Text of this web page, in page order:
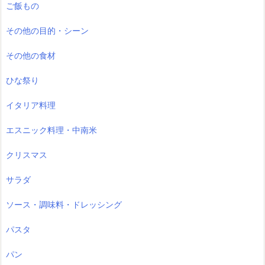
ご飯もの
その他の目的・シーン
その他の食材
ひな祭り
イタリア料理
エスニック料理・中南米
クリスマス
サラダ
ソース・調味料・ドレッシング
パスタ
パン